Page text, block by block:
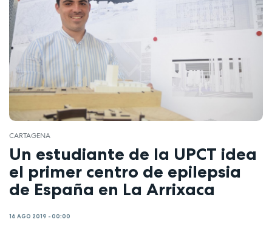
CARTAGENA
Un estudiante de la UPCT idea
el primer centro de epilepsia
de España en La Arrixaca
16 AGO 2019 - 00:00